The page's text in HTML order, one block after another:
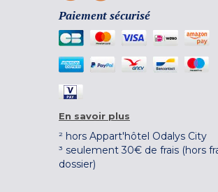
Paiement sécurisé
En savoir plus
² hors Appart'hôtel Odalys City
³ seulement 30€ de frais (hors
dossier)